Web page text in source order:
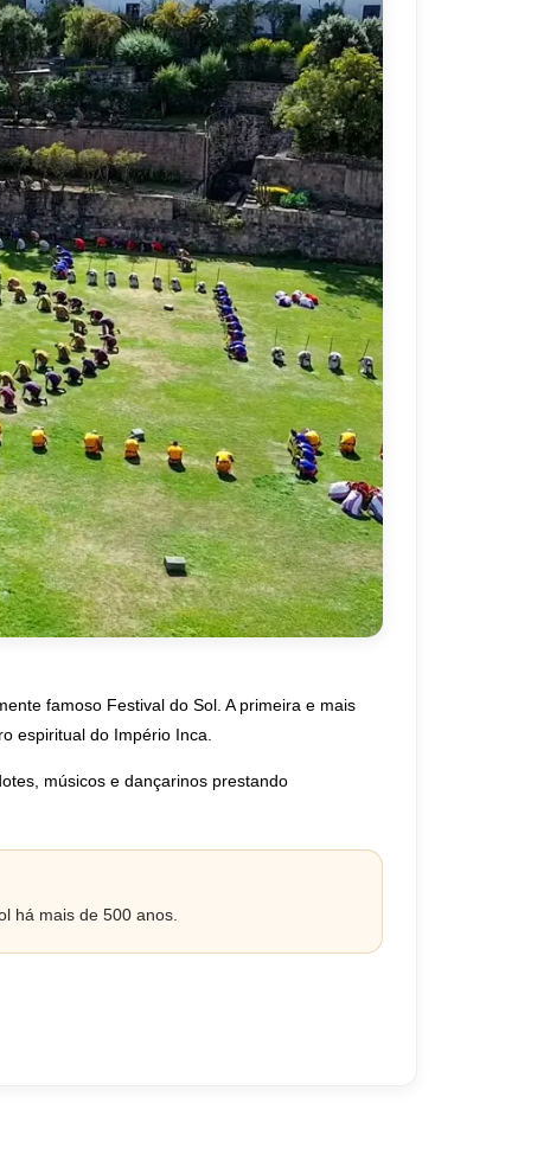
famoso Festival do Sol. A primeira e mais
espiritual do Império Inca.
músicos e dançarinos prestando
há mais de 500 anos.